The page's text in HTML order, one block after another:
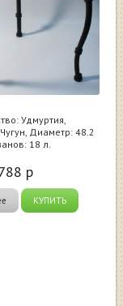
Удмуртия,
Диаметр: 48.2
18 л.
р
КУПИТЬ